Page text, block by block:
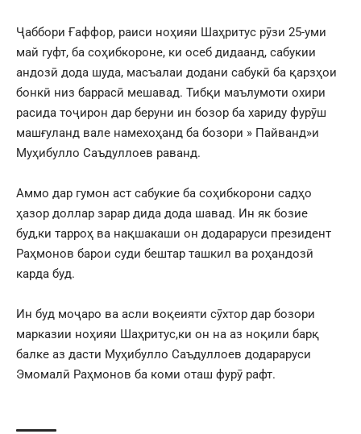
Ҷаббори Ғаффор, раиси ноҳияи Шаҳритус рӯзи 25-уми
май гуфт, ба соҳибкороне, ки осеб дидаанд, сабукии
андозӣ дода шуда, масъалаи додани сабукӣ ба қарзҳои
бонкӣ низ баррасӣ мешавад. Тибқи маълумоти охири
расида тоҷирон дар беруни ин бозор ба хариду фурӯш
машғуланд вале намехоҳанд ба бозори » Пайванд»и
Муҳибулло Саъдуллоев раванд.
Аммо дар гумон аст сабукие ба соҳибкорони садҳо
ҳазор доллар зарар дида дода шавад. Ин як бозие
буд,ки тарроҳ ва нақшакаши он додараруси президент
Раҳмонов барои суди бештар ташкил ва роҳандозӣ
карда буд.
Ин буд моҷаро ва асли воқеияти сӯхтор дар бозори
марказии ноҳияи Шаҳритус,ки он на аз ноқили барқ
балке аз дасти Муҳибулло Саъдуллоев додараруси
Эмомалӣ Раҳмонов ба коми оташ фурӯ рафт.